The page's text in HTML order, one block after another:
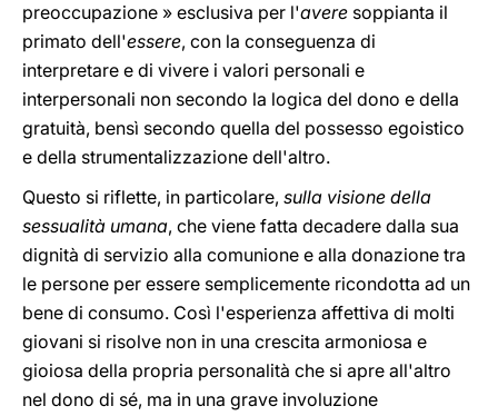
preoccupazione » esclusiva per l'avere soppianta il
primato dell'essere, con la conseguenza di
interpretare e di vivere i valori personali e
interpersonali non secondo la logica del dono e della
gratuità, bensì secondo quella del possesso egoistico
e della strumentalizzazione dell'altro.
Questo si riflette, in particolare, sulla visione della
sessualità umana, che viene fatta decadere dalla sua
dignità di servizio alla comunione e alla donazione tra
le persone per essere semplicemente ricondotta ad un
bene di consumo. Così l'esperienza affettiva di molti
giovani si risolve non in una crescita armoniosa e
gioiosa della propria personalità che si apre all'altro
nel dono di sé, ma in una grave involuzione